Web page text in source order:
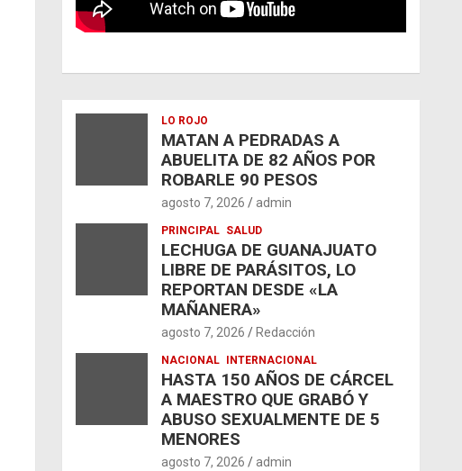
LO ROJO
MATAN A PEDRADAS A
ABUELITA DE 82 AÑOS POR
ROBARLE 90 PESOS
agosto 7, 2026 admin
PRINCIPAL SALUD
LECHUGA DE GUANAJUATO
LIBRE DE PARÁSITOS, LO
REPORTAN DESDE «LA
MAÑANERA»
agosto 7, 2026 Redacción
NACIONAL INTERNACIONAL
HASTA 150 AÑOS DE CÁRCEL
A MAESTRO QUE GRABÓ Y
ABUSO SEXUALMENTE DE 5
MENORES
agosto 7, 2026 admin